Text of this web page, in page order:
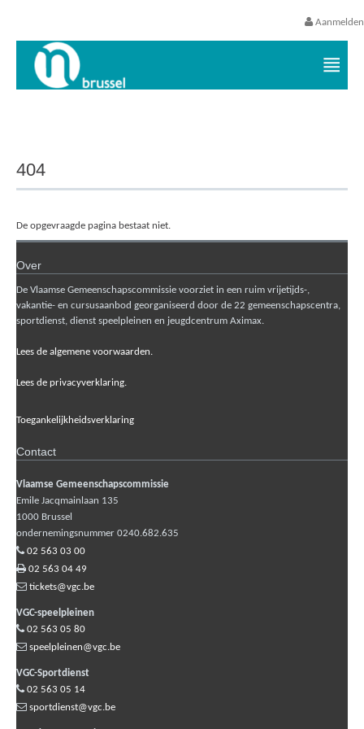
Aanmelden
404
De opgevraagde pagina bestaat niet.
Over
De Vlaamse Gemeenschapscommissie voorziet in een ruim vrijetijds-,
vakantie- en cursusaanbod georganiseerd door de 22 gemeenschapscentra,
sportdienst, dienst speelpleinen en jeugdcentrum Aximax.
Lees de algemene voorwaarden.
Lees de privacyverklaring.
Toegankelijkheidsverklaring
Contact
Vlaamse Gemeenschapscommissie
Emile Jacqmainlaan 135
1000 Brussel
ondernemingsnummer 0240.682.635
02 563 03 00
02 563 04 49
tickets@vgc.be
VGC-speelpleinen
02 563 05 80
speelpleinen@vgc.be
VGC-Sportdienst
02 563 05 14
sportdienst@vgc.be